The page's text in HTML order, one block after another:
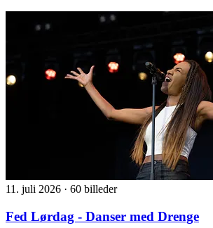
11. juli 2026 · 60 billeder
Fed Lørdag - Danser med Drenge